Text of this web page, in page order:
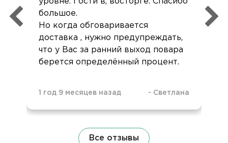
большое.
Но когда обговаривается
доставка , нужно предупреждать,
что у Вас за ранний выход повара
берется определённый процент.
1 год 9 месяцев назад - Светлана
Все отзывы